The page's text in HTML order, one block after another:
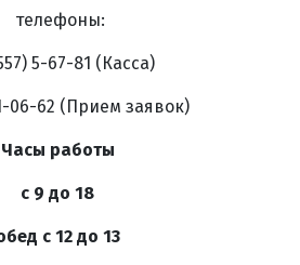
телефоны:
5-67-81 (Касса)
06-62 (Прием заявок)
Часы работы
с 9 до 18
с 12 до 13